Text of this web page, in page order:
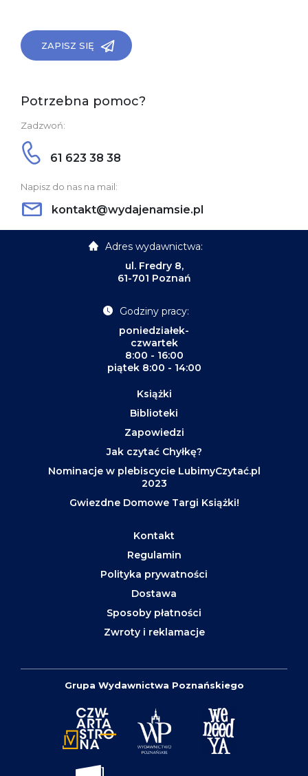
ZAPISZ SIĘ
Potrzebna pomoc?
Zadzwoń:
61 623 38 38
Napisz do nas na mail:
kontakt@wydajenamsie.pl
Adres wydawnictwa:
ul. Fredry 8,
61-701 Poznań
Godziny pracy:
poniedziałek-
czwartek
8:00 - 16:00
piątek 8:00 - 14:00
Książki
Biblioteki
Zapowiedzi
Jak czytać Chyłkę?
Nominacje w plebiscycie LubimyCzytać.pl
2023
Gwiezdne Domowe Targi Książki!
Kontakt
Regulamin
Polityka prywatności
Dostawa
Sposoby płatności
Zwroty i reklamacje
Grupa Wydawnictwa Poznańskiego